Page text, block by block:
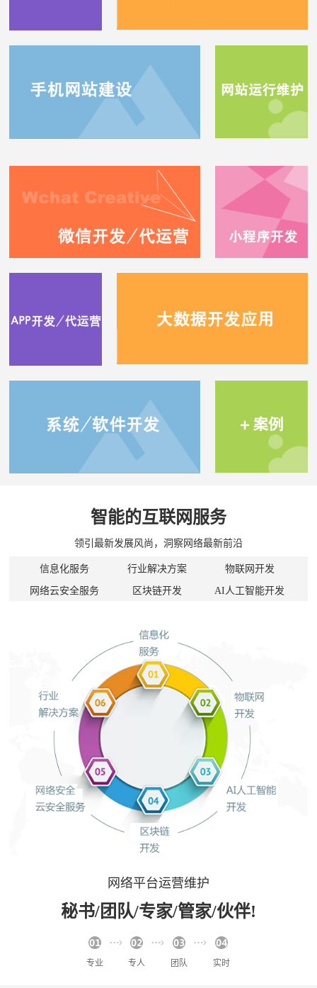
智能的互联网服务
领引最新发展风尚，洞察网络最新前沿
信息化服务 行业解决方案 物联网开发
网络云安全服务 区块链开发 AI人工智能开发
网络平台运营维护
秘书/团队/专家/管家/伙伴!
专业 专人 团队 实时